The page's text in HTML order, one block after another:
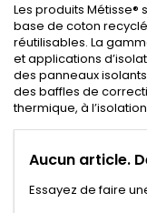
Les produits
base de coton
réutilisables. La
et applications
des panneaux
des baffles de
thermique, à
Aucun article.
Essayez de faire